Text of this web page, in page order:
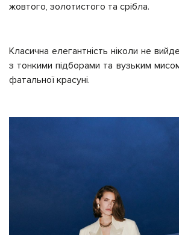
жовтого, золотистого та срібла.
Класична елегантність ніколи не
з тонкими підборами та вузьким
фатальної красуні.